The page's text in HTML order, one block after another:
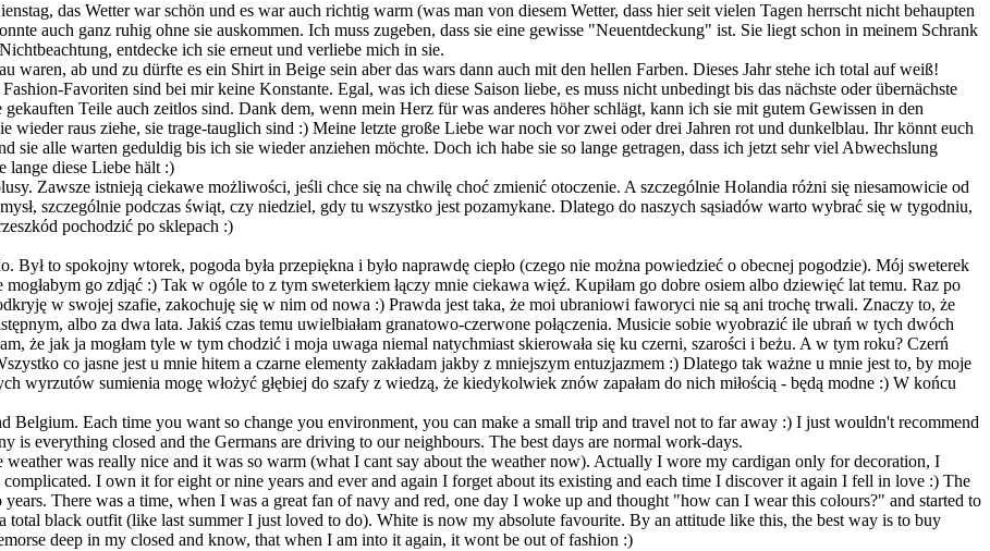
das Wetter war schön und es war auch richtig warm (was man von diesem Wetter, dass hier seit vielen Tagen herrscht nicht behaupten
auch ganz ruhig ohne sie auskommen. Ich muss zugeben, dass sie eine gewisse "Neuentdeckung" ist. Sie liegt schon in meinem Schrank
entdecke ich sie erneut und verliebe mich in sie.
waren, ab und zu dürfte es ein Shirt in Beige sein aber das wars dann auch mit den hellen Farben. Dieses Jahr stehe ich total auf weiß!
Favoriten sind bei mir keine Konstante. Egal, was ich diese Saison liebe, es muss nicht unbedingt bis das nächste oder übernächste
Teile auch zeitlos sind. Dank dem, wenn mein Herz für was anderes höher schlägt, kann ich sie mit gutem Gewissen in den
wieder raus ziehe, sie trage-tauglich sind :) Meine letzte große Liebe war noch vor zwei oder drei Jahren rot und dunkelblau. Ihr könnt euch
sie alle warten geduldig bis ich sie wieder anziehen möchte. Doch ich habe sie so lange getragen, dass ich jetzt sehr viel Abwechslung
lange diese Liebe hält :)
Zawsze istnieją ciekawe możliwości, jeśli chce się na chwilę choć zmienić otoczenie. A szczególnie Holandia różni się niesamowicie od
szczególnie podczas świąt, czy niedziel, gdy tu wszystko jest pozamykane. Dlatego do naszych sąsiadów warto wybrać się w tygodniu,
pochodzić po sklepach :)
Był to spokojny wtorek, pogoda była przepiękna i było naprawdę ciepło (czego nie można powiedzieć o obecnej pogodzie). Mój sweterek
go zdjąć :) Tak w ogóle to z tym sweterkiem łączy mnie ciekawa więź. Kupiłam go dobre osiem albo dziewięć lat temu. Raz po
w swojej szafie, zakochuję się w nim od nowa :) Prawda jest taka, że moi ubraniowi faworyci nie są ani trochę trwali. Znaczy to, że
albo za dwa lata. Jakiś czas temu uwielbiałam granatowo-czerwone połączenia. Musicie sobie wyobrazić ile ubrań w tych dwóch
że jak ja mogłam tyle w tym chodzić i moja uwaga niemal natychmiast skierowała się ku czerni, szarości i beżu. A w tym roku? Czerń
co jasne jest u mnie hitem a czarne elementy zakładam jakby z mniejszym entuzjazmem :) Dlatego tak ważne u mnie jest to, by moje
wyrzutów sumienia mogę włożyć głębiej do szafy z wiedzą, że kiedykolwiek znów zapałam do nich miłością - będą modne :) W końcu
Each time you want so change you environment, you can make a small trip and travel not to far away :) I just wouldn't recommend
is everything closed and the Germans are driving to our neighbours. The best days are normal work-days.
weather was really nice and it was so warm (what I cant say about the weather now). Actually I wore my cardigan only for decoration, I
I own it for eight or nine years and ever and again I forget about its existing and each time I discover it again I fell in love :) The
There was a time, when I was a great fan of navy and red, one day I woke up and thought "how can I wear this colours?" and started to
black outfit (like last summer I just loved to do). White is now my absolute favourite. By an attitude like this, the best way is to buy
deep in my closed and know, that when I am into it again, it wont be out of fashion :)